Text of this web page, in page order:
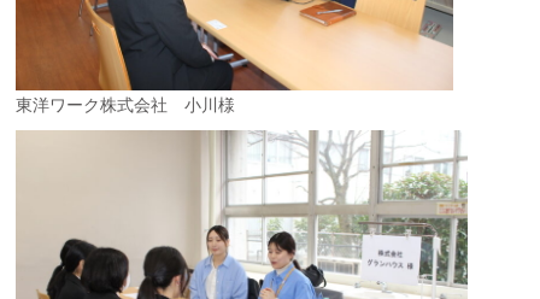
東洋ワーク株式会社 小川様